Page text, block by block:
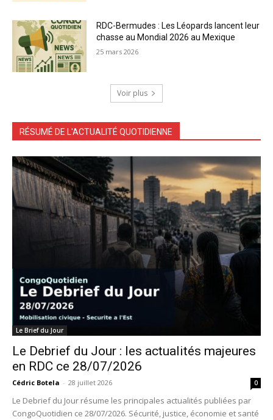
RDC-Bermudes : Les Léopards lancent leur
chasse au Mondial 2026 au Mexique
25 mars 2026
Voir plus
RÉSUMÉ DE L'ACTUALITÉ QUOTIDIENNE
Le Brief du Jour
Le Debrief du Jour : les actualités majeures
en RDC ce 28/07/2026
Cédric Botela - 28 juillet 2026 0
Le Debrief du Jour résume les principales actualités publiées par
CongoQuotidien ce 28/07/2026. Sécurité, justice, économie et santé